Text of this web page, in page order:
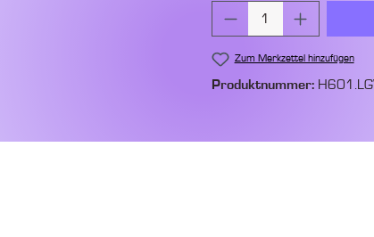
Produkt Anzahl:
Zum Merkzettel hinzufügen
Produktnummer: